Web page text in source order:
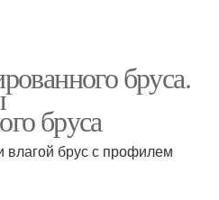
бруса.
бруса
брус с профилем